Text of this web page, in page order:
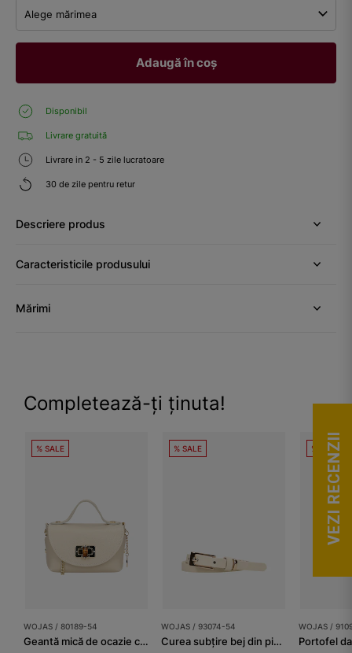
Alege mărimea
Adaugă în coș
Disponibil
Livrare gratuită
Livrare in 2 - 5 zile lucratoare
30 de zile pentru retur
Descriere produs
Caracteristicile produsului
Mărimi
Completează-ți ținuta!
% SALE
WOJAS / 80189-54
Geantă mică de ocazie cu lanț auriu
% SALE
WOJAS / 93074-54
Curea subțire bej din piele granulată damă
% SALE
WOJAS /
VEZI RECENZII